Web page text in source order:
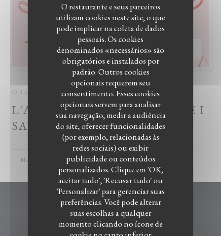
O restaurante e seus parceiros
utilizam cookies neste site, o que
pode implicar na coleta de dados
pessoais. Os cookies
denominados «necessários» são
obrigatórios e instalados por
padrão. Outros cookies
opcionais requerem seu
consentimento. Esses cookies
opcionais servem para analisar
sua navegação, medir a audiência
do site, oferecer funcionalidades
(por exemplo, relacionadas às
redes sociais) ou exibir
publicidade ou conteúdos
personalizados. Clique em 'OK,
aceitar tudo', 'Recusar tudo' ou
'Personalizar' para gerenciar suas
preferências. Você pode alterar
suas escolhas a qualquer
momento clicando no ícone de
AVALIAR —
O 14/02/2025 DO 19H30 NO 23H30
L'AMOUR À LA NAPOLITAINE I
SAINT VALENTIN 2025
MAIS INFORMAÇÕES((ABRE NUMA NOVA JANELA))
I Belli di Napoli
9 Rue de Penthièvre 92330 SCEAUX